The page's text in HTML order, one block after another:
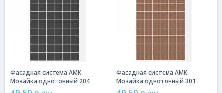
Фасадная система АМК
Мозайка однотонный 204
Фасадная система АМК
Мозайка однотонный 301